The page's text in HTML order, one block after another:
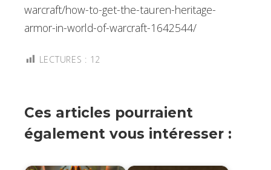
warcraft/how-to-get-the-tauren-heritage-
armor-in-world-of-warcraft-1642544/
LECTURES : 12
Ces articles pourraient
également vous intéresser :